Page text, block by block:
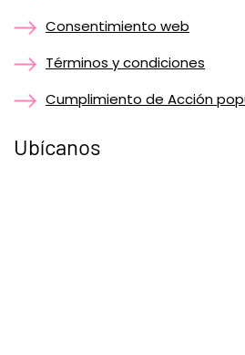
Consentimiento web
Términos y condiciones
Cumplimiento de Acción
Ubícanos